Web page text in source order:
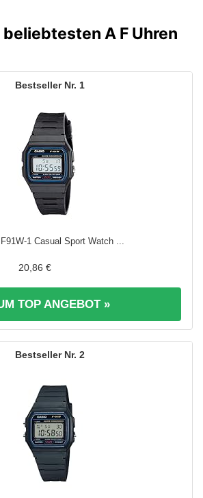
A F Uhren
1
1 Casual Sport Watch ...
20,86 €
TOP ANGEBOT »
2